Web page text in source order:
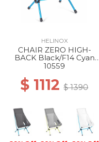
HELINOX
CHAIR ZERO HIGH-
BACK Black/F14 Cyan
Blue
10559
$ 1112 $ 1390